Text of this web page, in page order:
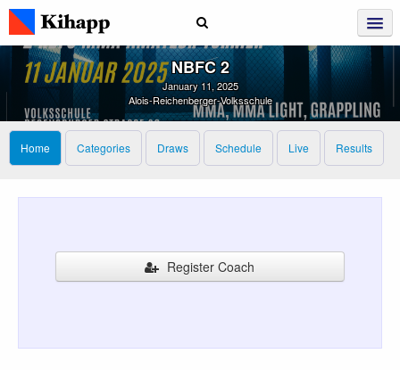
NBFC 2
January 11, 2025
Alois-Reichenberger-Volksschule
Home Categories Draws Schedule Live Results
Register Coach